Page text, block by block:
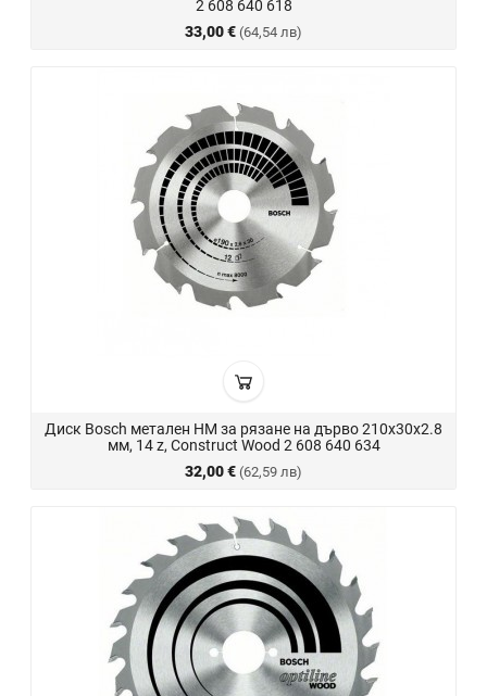
2 608 640 618
33,00 € (64,54 лв)
Диск Bosch метален HM за рязане на дърво 210x30x2.8
мм, 14 z, Construct Wood 2 608 640 634
32,00 € (62,59 лв)